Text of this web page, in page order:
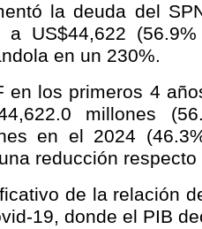
la deuda del
a US$44,622
en un 230%.
en los primeros 4
millones
en el 2024
reducción respecto
de la relación
19, donde el PIB